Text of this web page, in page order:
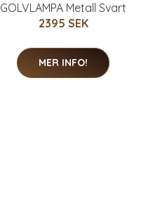
GOLVLAMPA Metall Svart
2395 SEK
MER INFO!